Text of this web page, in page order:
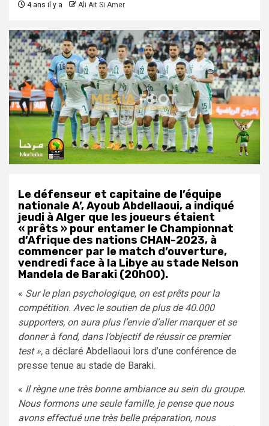
4 ans il y a Ali Ait Si Amer
Le défenseur et capitaine de l’équipe
nationale A’, Ayoub Abdellaoui, a indiqué
jeudi à Alger que les joueurs étaient
« prêts » pour entamer le Championnat
d’Afrique des nations CHAN-2023, à
commencer par le match d’ouverture,
vendredi face à la Libye au stade Nelson
Mandela de Baraki (20h00).
« Sur le plan psychologique, on est prêts pour la
compétition. Avec le soutien de plus de 40.000
supporters, on aura plus l’envie d’aller marquer et se
donner à fond, dans l’objectif de réussir ce premier
test », a déclaré Abdellaoui lors d’une conférence de
presse tenue au stade de Baraki.
« Il règne une très bonne ambiance au sein du groupe.
Nous formons une seule famille, je pense que nous
avons effectué une très belle préparation, nous